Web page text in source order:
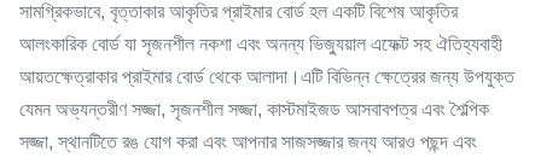
সামগ্রিকভাবে, বৃত্তাকার আকৃতির প্রাইমার বোর্ড হল একটি বিশেষ আকৃতির
আলংকারিক বোর্ড যা সৃজনশীল নকশা এবং অনন্য ভিজ্যুয়াল এফেক্ট সহ ঐতিহ্যবাহী
আয়তক্ষেত্রাকার প্রাইমার বোর্ড থেকে আলাদা।এটি বিভিন্ন ক্ষেত্রের জন্য উপযুক্ত
যেমন অভ্যন্তরীণ সজ্জা, সৃজনশীল সজ্জা, কাস্টমাইজড আসবাবপত্র এবং শৈল্পিক
সজ্জা, স্থানটিতে রঙ যোগ করা এবং আপনার সাজসজ্জার জন্য আরও পছন্দ এবং